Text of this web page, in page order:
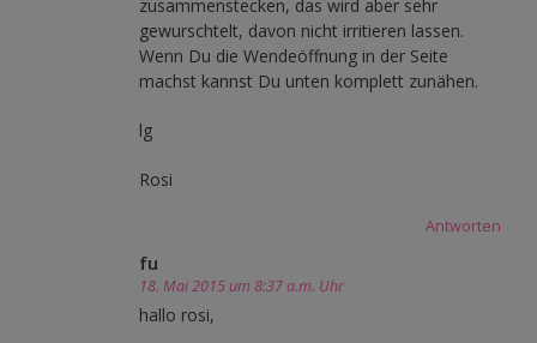
zusammenstecken, das wird aber sehr
gewurschtelt, davon nicht irritieren lassen.
Wenn Du die Wendeöffnung in der Seite
machst kannst Du unten komplett zunähen.
lg
Rosi
Antworten
fu
18. Mai 2015 um 8:37 a.m. Uhr
hallo rosi,